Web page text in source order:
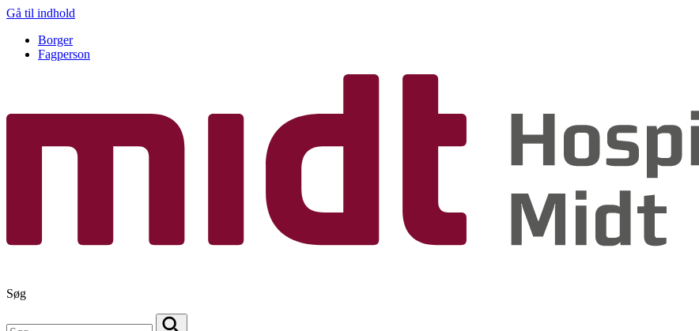
Gå til indhold
Borger
Fagperson
Søg